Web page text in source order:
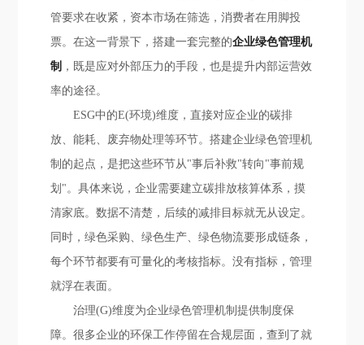
管要求在收紧，资本市场在筛选，消费者在用脚投
票。在这一背景下，搭建一套完整的企业绿色管理机
制 ，既是应对外部压力的手段，也是提升内部运营效
率的途径。
ESG中的E(环境)维度，直接对应企业的碳排
放、能耗、废弃物处理等环节。搭建企业绿色管理机
制的起点，是把这些环节从"事后补救"转向"事前规
划"。具体来说，企业需要建立碳排放核算体系，摸
清家底。数据不清楚，后续的减排目标就无从设定。
同时，绿色采购、绿色生产、绿色物流要形成链条，
每个环节都要有可量化的考核指标。没有指标，管理
就浮在表面。
治理(G)维度为企业绿色管理机制提供制度保
障。很多企业的环保工作停留在合规层面，查到了就